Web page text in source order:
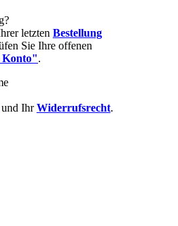
letzten Bestellung
Sie Ihre offenen
.
und IhrWiderrufsrecht.